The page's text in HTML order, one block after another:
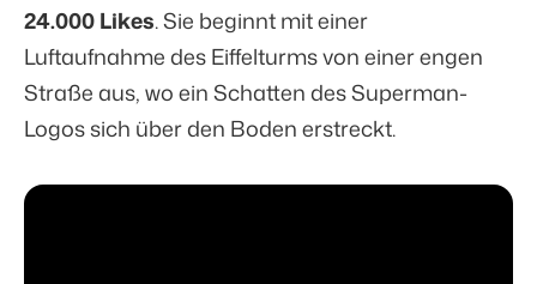
24.000 Likes. Sie beginnt mit einer
Luftaufnahme des Eiffelturms von einer engen
Straße aus, wo ein Schatten des Superman-
Logos sich über den Boden erstreckt.